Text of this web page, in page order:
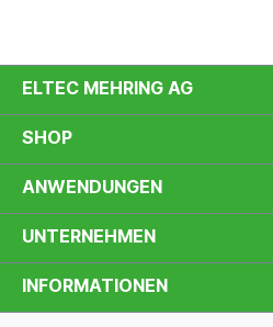
ELTEC MEHRING AG
SHOP
ANWENDUNGEN
UNTERNEHMEN
INFORMATIONEN